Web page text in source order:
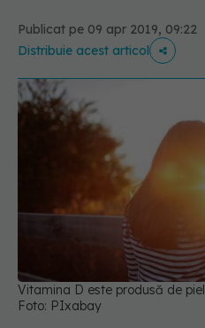
Publicat pe 09 apr 2019, 09:22
Distribuie acest articol
Vitamina D este produsă de
Foto: PIxabay